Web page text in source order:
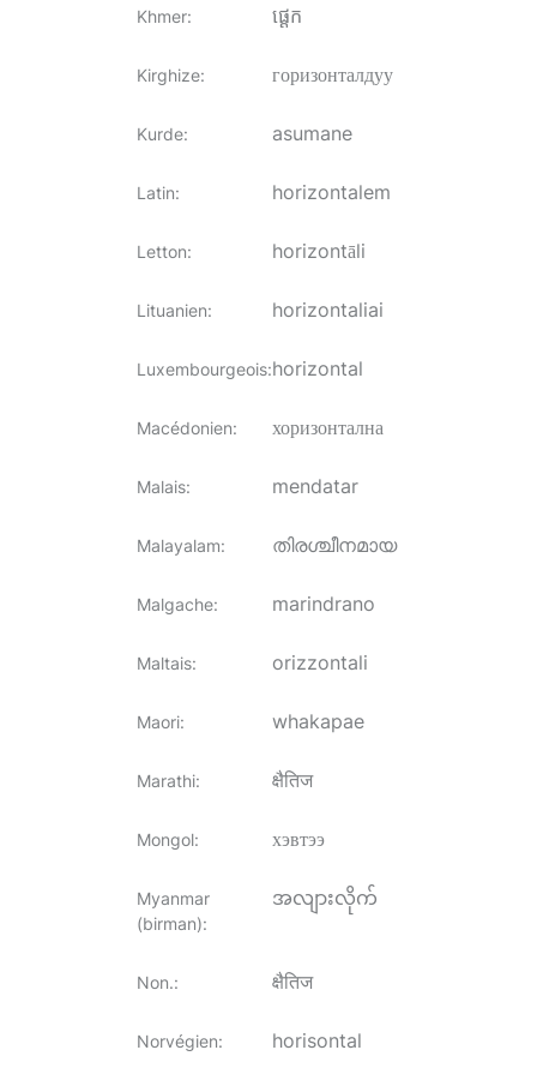
Khmer: ផ្ដេក
Kirghize: горизонталдуу
Kurde: asumane
Latin: horizontalem
Letton: horizontāli
Lituanien: horizontaliai
Luxembourgeois:horizontal
Macédonien: хоризонтална
Malais: mendatar
Malayalam: തിരശ്ചീനമായ
Malgache: marindrano
Maltais: orizzontali
Maori: whakapae
Marathi: क्षैतिज
Mongol: хэвтээ
Myanmar
(birman):
အလျားလိုက်
Non.: क्षैतिज
Norvégien: horisontal